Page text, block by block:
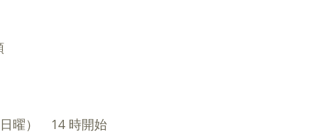
曜）　14 時開始